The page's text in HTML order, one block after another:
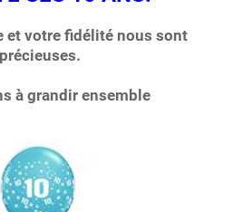
et votre fidélité nous sont
précieuses.
à grandir ensemble